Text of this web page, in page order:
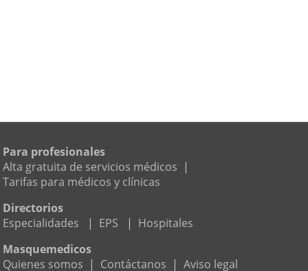
Para profesionales
Alta gratuita de servicios médicos |
Tarifas para médicos y clínicas
Directorios
Especialidades
| EPS | Hospitales
Masquemedicos
Quienes somos | Contáctanos | Aviso legal